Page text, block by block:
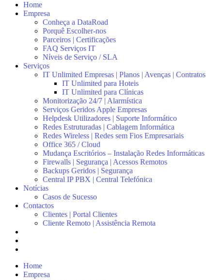
Home
Empresa
Conheça a DataRoad
Porquê Escolher-nos
Parceiros | Certificações
FAQ Serviços IT
Níveis de Serviço / SLA
Serviços
IT Unlimited Empresas | Planos | Avenças | Contratos
IT Unlimited para Hoteis
IT Unlimited para Clínicas
Monitorização 24/7 | Alarmística
Serviços Geridos Apple Empresas
Helpdesk Utilizadores | Suporte Informático
Redes Estruturadas | Cablagem Informática
Redes Wireless | Redes sem Fios Empresariais
Office 365 / Cloud
Mudança Escritórios – Instalação Redes Informáticas
Firewalls | Segurança | Acessos Remotos
Backups Geridos | Segurança
Central IP PBX | Central Telefónica
Notícias
Casos de Sucesso
Contactos
Clientes | Portal Clientes
Cliente Remoto | Assistência Remota
Home
Empresa